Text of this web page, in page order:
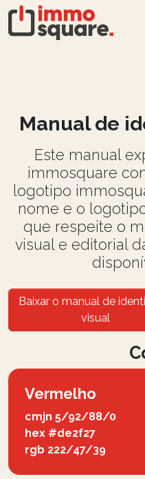
Manual de
Este manual
immosquare
logotipo
nome e o
que respeite o
visual e editorial
Baixar o manual de
visual
Vermelho
cmjn 5/92/88/0
hex #de2f27
rgb 222/47/39